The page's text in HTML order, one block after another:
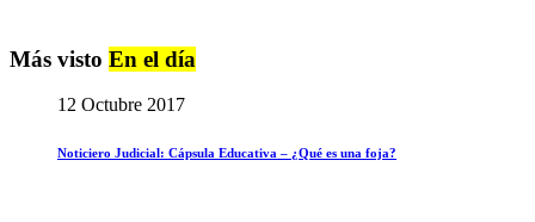
Más visto En el día
12 Octubre 2017
Noticiero Judicial: Cápsula Educativa – ¿Qué es una foja?